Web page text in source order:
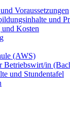
Voraussetzungen
und
Kosten
(AWS)
Betriebswirt/in
und Stundentafel